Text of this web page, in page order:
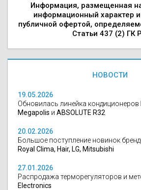
Информация, размещенная
информационный характер
публичной офертой,
Статьи 437 (2) ГК
НОВОСТИ
19.05.2026
Обновилась линейка кондиционеров
Megapolis и ABSOLUTE R32
20.02.2026
Большое поступление новинок
Royal Clima, Hair, LG, Mitsubishi
27.01.2026
Распродажа терморегуляторов и
Electronics